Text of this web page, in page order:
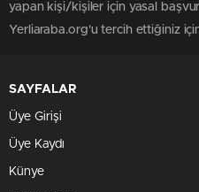
yapan kişi/kişiler için yasal
Yerliaraba.org'u tercih ettiğiniz
SAYFALAR
Üye Girişi
Üye Kaydı
Künye